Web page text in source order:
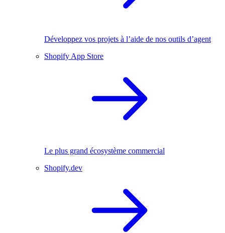
Développez vos projets à l’aide de nos outils d’agent
Shopify App Store
Le plus grand écosystème commercial
Shopify.dev